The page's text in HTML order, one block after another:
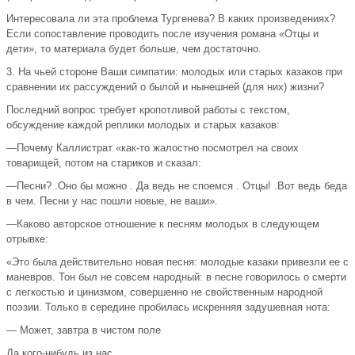
Интересовала ли эта проблема Тургенева? В каких произведениях?
Если сопоставление проводить после изучения романа «Отцы и
дети», то материала будет больше, чем достаточно.
3. На чьей стороне Ваши симпатии: молодых или старых казаков при
сравнении их рассуждений о былой и нынешней (для них) жизни?
Последний вопрос требует кропотливой работы с текстом,
обсуждение каждой реплики молодых и старых казаков:
—Почему Каллистрат «как-то жалостно посмотрел на своих
товарищей, потом на стариков и сказал:
—Песни? .Оно бы можно . Да ведь не споемся . Отцы! .Вот ведь беда
в чем. Песни у нас пошли новые, не ваши».
—Каково авторское отношение к песням молодых в следующем
отрывке:
«Это была действительно новая песня: молодые казаки привезли ее с
маневров. Тон был не совсем народный: в песне говорилось о смерти
с легкостью и цинизмом, совершенно не свойственным народной
поэзии. Только в середине пробилась искренняя задушевная нота:
— Может, завтра в чистом поле